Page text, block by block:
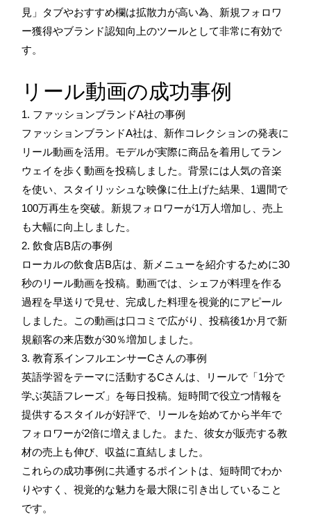
見」タブやおすすめ欄は拡散力が高い為、新規フォロワ
ー獲得やブランド認知向上のツールとして非常に有効で
す。
リール動画の成功事例
1. ファッションブランドA社の事例
ファッションブランドA社は、新作コレクションの発表に
リール動画を活用。モデルが実際に商品を着用してラン
ウェイを歩く動画を投稿しました。背景には人気の音楽
を使い、スタイリッシュな映像に仕上げた結果、1週間で
100万再生を突破。新規フォロワーが1万人増加し、売上
も大幅に向上しました。
2. 飲食店B店の事例
ローカルの飲食店B店は、新メニューを紹介するために30
秒のリール動画を投稿。動画では、シェフが料理を作る
過程を早送りで見せ、完成した料理を視覚的にアピール
しました。この動画は口コミで広がり、投稿後1か月で新
規顧客の来店数が30％増加しました。
3. 教育系インフルエンサーCさんの事例
英語学習をテーマに活動するCさんは、リールで「1分で
学ぶ英語フレーズ」を毎日投稿。短時間で役立つ情報を
提供するスタイルが好評で、リールを始めてから半年で
フォロワーが2倍に増えました。また、彼女が販売する教
材の売上も伸び、収益に直結しました。
これらの成功事例に共通するポイントは、短時間でわか
りやすく、視覚的な魅力を最大限に引き出していること
です。